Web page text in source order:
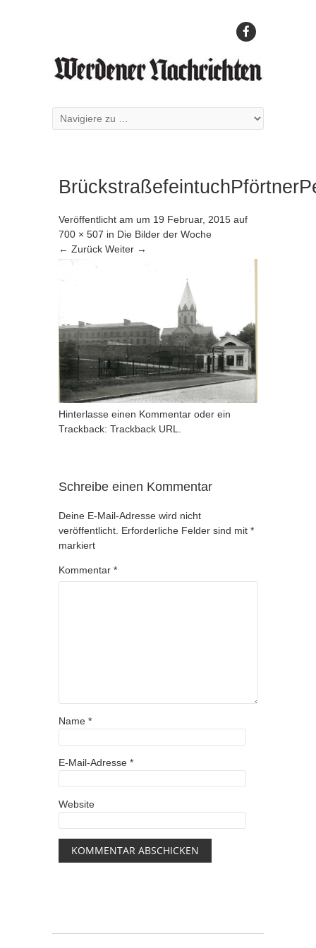
Veröffentlicht am um 19 Februar, 2015 auf
700 × 507 in Die Bilder der Woche
← Zurück Weiter →
Hinterlasse einen Kommentar oder ein
Trackback: Trackback URL.
Schreibe einen Kommentar
Deine E-Mail-Adresse wird nicht
veröffentlicht. Erforderliche Felder sind mit *
markiert
Kommentar *
Name *
E-Mail-Adresse *
Website